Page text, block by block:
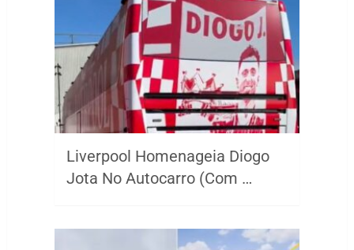
Liverpool Homenageia Diogo
Jota No Autocarro (Com …